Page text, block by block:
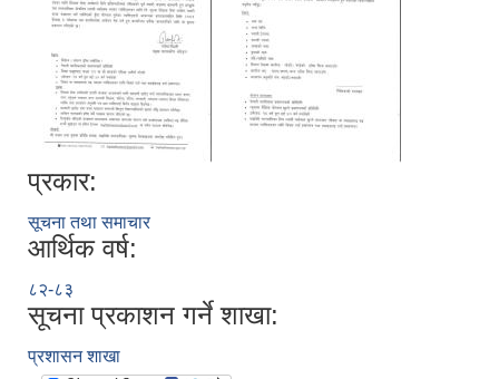
प्रकार:
सूचना तथा समाचार
आर्थिक वर्ष:
८२-८३
सूचना प्रकाशन गर्ने शाखा:
प्रशासन शाखा